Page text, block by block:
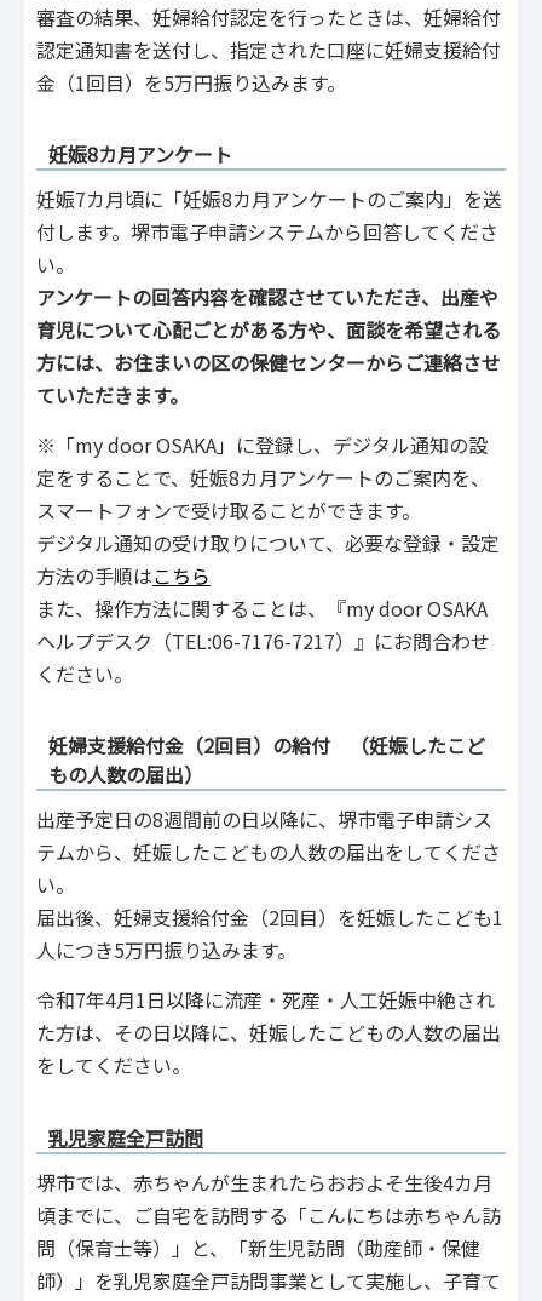
審査の結果、妊婦給付認定を行ったときは、妊婦給付
認定通知書を送付し、指定された口座に妊婦支援給付
金（1回目）を5万円振り込みます。
妊娠8カ月アンケート
妊娠7カ月頃に「妊娠8カ月アンケートのご案内」を送
付します。堺市電子申請システムから回答してくださ
い。
アンケートの回答内容を確認させていただき、出産や
育児について心配ごとがある方や、面談を希望される
方には、お住まいの区の保健センターからご連絡させ
ていただきます。
※「my door OSAKA」に登録し、デジタル通知の設
定をすることで、妊娠8カ月アンケートのご案内を、
スマートフォンで受け取ることができます。
デジタル通知の受け取りについて、必要な登録・設定
方法の手順はこちら
また、操作方法に関することは、『my door OSAKA
ヘルプデスク（TEL:06-7176-7217）』にお問合わせ
ください。
妊婦支援給付金（2回目）の給付 （妊娠したこど
もの人数の届出）
出産予定日の8週間前の日以降に、堺市電子申請シス
テムから、妊娠したこどもの人数の届出をしてくださ
い。
届出後、妊婦支援給付金（2回目）を妊娠したこども1
人につき5万円振り込みます。
令和7年4月1日以降に流産・死産・人工妊娠中絶され
た方は、その日以降に、妊娠したこどもの人数の届出
をしてください。
乳児家庭全戸訪問
堺市では、赤ちゃんが生まれたらおおよそ生後4カ月
頃までに、ご自宅を訪問する「こんにちは赤ちゃん訪
問（保育士等）」と、「新生児訪問（助産師・保健
師）」を乳児家庭全戸訪問事業として実施し、子育て